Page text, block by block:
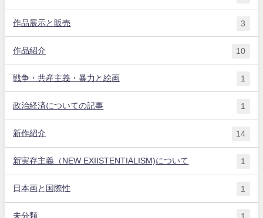
作品展示と販売 3
作品紹介 10
戦争・共産主義・暴力と絵画 1
政治経済についての記事 1
新作紹介 14
新実存主義（NEW EXIISTENTIALISM)について 1
日本画と国際性 1
未分類 1